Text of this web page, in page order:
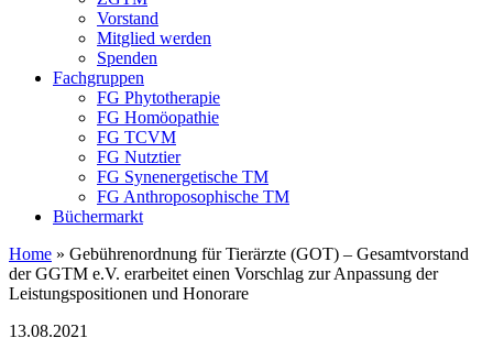
Vorstand
Mitglied werden
Spenden
Fachgruppen
FG Phytotherapie
FG Homöopathie
FG TCVM
FG Nutztier
FG Synenergetische TM
FG Anthroposophische TM
Büchermarkt
Home » Gebührenordnung für Tierärzte (GOT) – Gesamtvorstand
der GGTM e.V. erarbeitet einen Vorschlag zur Anpassung der
Leistungspositionen und Honorare
13.08.2021